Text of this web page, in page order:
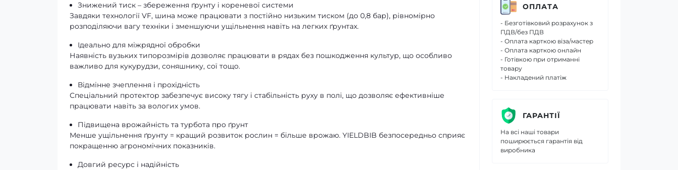
Знижений тиск – збереження ґрунту і кореневої системи
Завдяки технології VF, шина може працювати з постійно низьким тиском (до 0,8 бар), рівномірно
розподіляючи вагу техніки і зменшуючи ущільнення навіть на легких ґрунтах.
Ідеально для міжрядної обробки
Наявність вузьких типорозмірів дозволяє працювати в рядах без пошкодження культур, що особливо
важливо для кукурудзи, соняшнику, сої тощо.
Відмінне зчеплення і прохідність
Спеціальний протектор забезпечує високу тягу і стабільність руху в полі, що дозволяє ефективніше
працювати навіть за вологих умов.
Підвищена врожайність та турбота про ґрунт
Менше ущільнення ґрунту = кращий розвиток рослин = більше врожаю. YIELDBIB безпосередньо сприяє
покращенню агрономічних показників.
Довгий ресурс і надійність
ОПЛАТА
- Безготівковий розрахунок з
ПДВ/без ПДВ
- Оплата карткою віза/мастер
- Оплата карткою онлайн
- Готівкою при отриманні
товару
- Накладений платіж
ГАРАНТІЇ
На всі наші товари
поширюється гарантія від
виробника